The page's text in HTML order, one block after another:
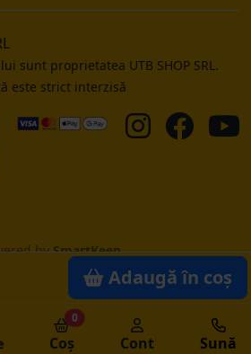
sunt proprietatea UTB SHOP SRL.
este strict interzisă
bySmartKeep
Adaugă în coș
Coș
0
Cont Sună